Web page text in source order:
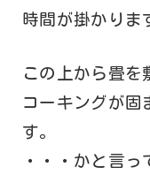
時間が掛かりま
この上から畳を
コーキングが固
す。
・・・かと言